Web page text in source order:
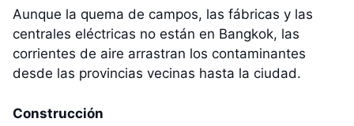
Aunque la quema de campos, las fábricas y las
centrales eléctricas no están en Bangkok, las
corrientes de aire arrastran los contaminantes
desde las provincias vecinas hasta la ciudad.
Construcción